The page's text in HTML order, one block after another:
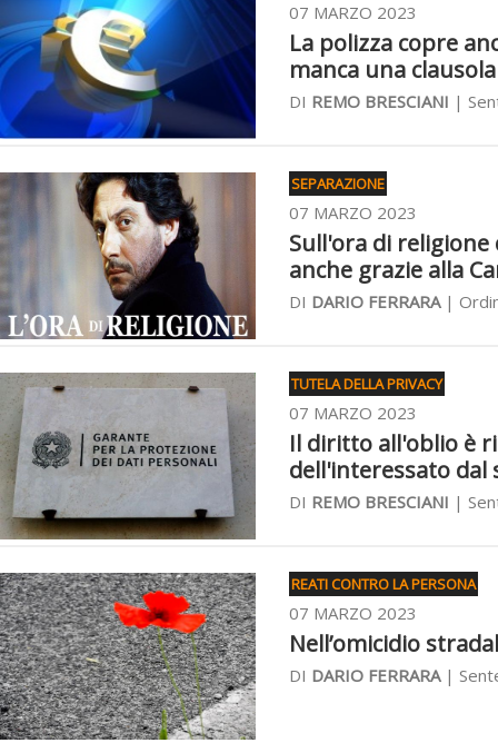
07 MARZO 2023
La polizza copre
manca una
DI REMO BRESCIANI |
SEPARAZIONE
07 MARZO 2023
Sull'ora di religione
anche grazie alla
DI DARIO FERRARA|
TUTELA DELLA PRIVACY
07 MARZO 2023
Il diritto all'oblio è
dell'interessato dal
DI REMO BRESCIANI |
REATI CONTRO LA PERSONA
07 MARZO 2023
Nell’omicidio
DI DARIO FERRARA|